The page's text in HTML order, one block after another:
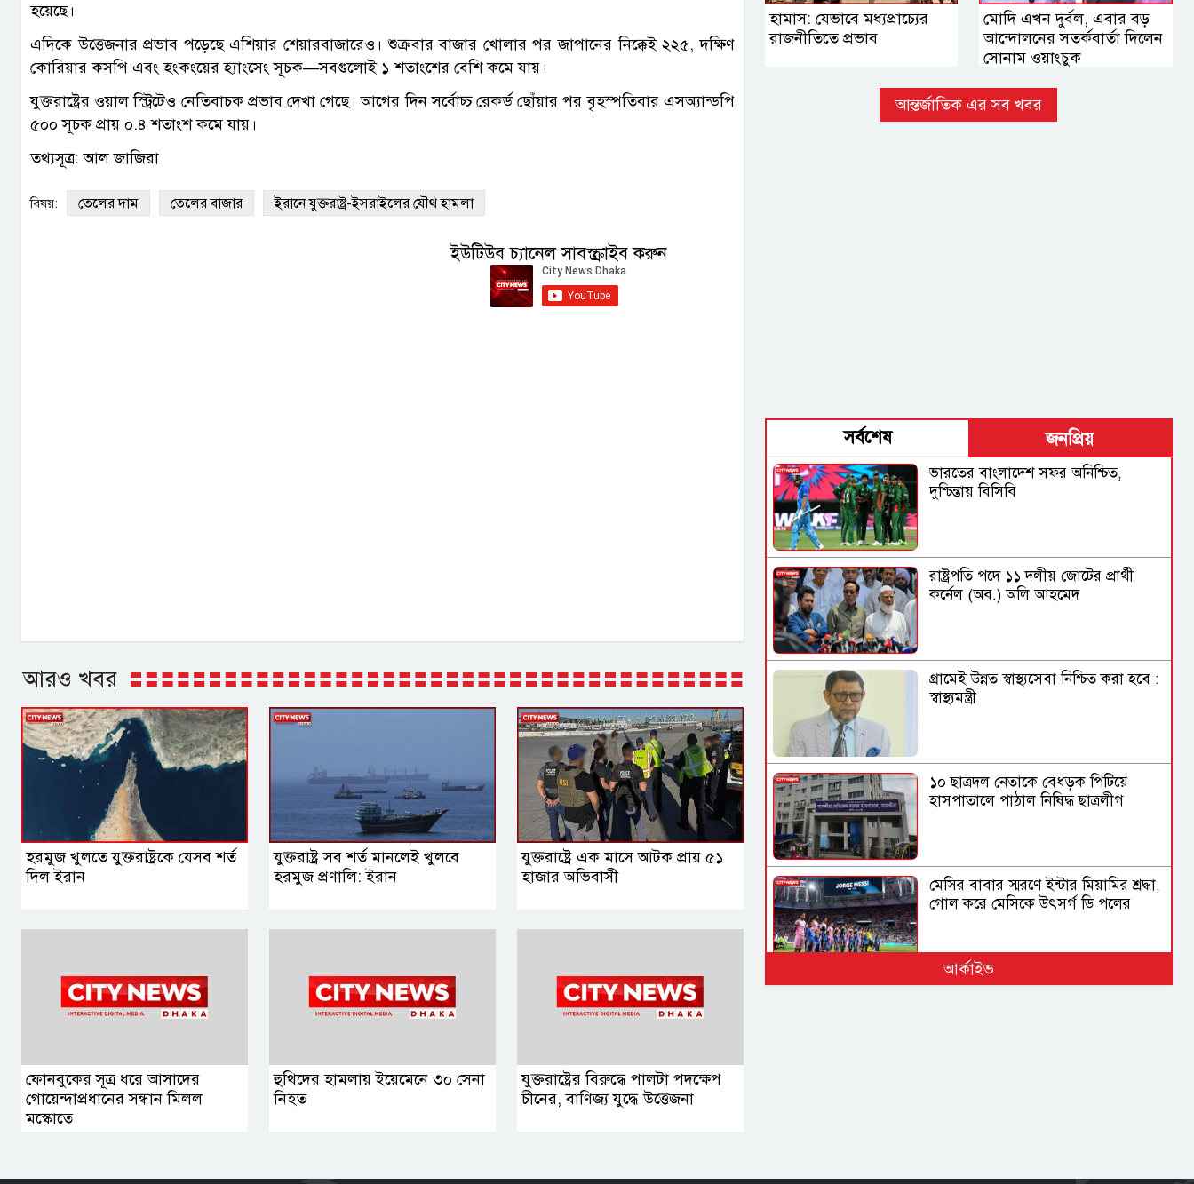
হয়েছে।
এদিকে উত্তেজনার প্রভাব পড়েছে এশিয়ার শেয়ারবাজারেও। শুক্রবার বাজার খোলার পর জাপানের নিক্কেই ২২৫, দক্ষিণ
কোরিয়ার কসপি এবং হংকংয়ের হ্যাংসেং সূচক—সবগুলোই ১ শতাংশের বেশি কমে যায়।
যুক্তরাষ্ট্রের ওয়াল স্ট্রিটেও নেতিবাচক প্রভাব দেখা গেছে। আগের দিন সর্বোচ্চ রেকর্ড ছোঁয়ার পর বৃহস্পতিবার এসঅ্যান্ডপি
৫০০ সূচক প্রায় ০.৪ শতাংশ কমে যায়।
তথ্যসূত্র: আল জাজিরা
বিষয়: তেলের দাম তেলের বাজার ইরানে যুক্তরাষ্ট্র-ইসরাইলের যৌথ হামলা
ইউটিউব চ্যানেল সাবস্ক্রাইব করুন
আরও খবর
হরমুজ খুলতে যুক্তরাষ্ট্রকে যেসব শর্ত
দিল ইরান
যুক্তরাষ্ট্র সব শর্ত মানলেই খুলবে
হরমুজ প্রণালি: ইরান
যুক্তরাষ্ট্রে এক মাসে আটক প্রায় ৫১
হাজার অভিবাসী
ফোনবুকের সূত্র ধরে আসাদের
গোয়েন্দাপ্রধানের সন্ধান মিলল
মস্কোতে
হুথিদের হামলায় ইয়েমেনে ৩০ সেনা
নিহত
যুক্তরাষ্ট্রের বিরুদ্ধে পালটা পদক্ষেপ
চীনের, বাণিজ্য যুদ্ধে ‍উত্তেজনা
হামাস: যেভাবে মধ্যপ্রাচ্যের
রাজনীতিতে প্রভাব
মোদি এখন দুর্বল, এবার বড়
আন্দোলনের সতর্কবার্তা দিলেন
সোনাম ওয়াংচুক
আন্তর্জাতিক এর সব খবর
সর্বশেষ জনপ্রিয়
ভারতের বাংলাদেশ সফর অনিশ্চিত,
দুশ্চিন্তায় বিসিবি
রাষ্ট্রপতি পদে ১১ দলীয় জোটের প্রার্থী
কর্নেল (অব.) অলি আহমেদ
গ্রামেই উন্নত স্বাস্থ্যসেবা নিশ্চিত করা হবে :
স্বাস্থ্যমন্ত্রী
১০ ছাত্রদল নেতাকে বেধড়ক পিটিয়ে
হাসপাতালে পাঠাল নিষিদ্ধ ছাত্রলীগ
মেসির বাবার স্মরণে ইন্টার মিয়ামির শ্রদ্ধা,
গোল করে মেসিকে উৎসর্গ ডি পলের
বগুড়ায় দাঁড়িয়ে থাকা ট্রাকে আরেক
আর্কাইভ